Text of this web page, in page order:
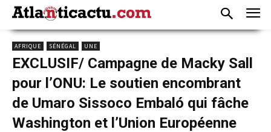
AFRIQUE SÉNÉGAL UNE
EXCLUSIF/ Campagne de Macky Sall
pour l’ONU: Le soutien encombrant
de Umaro Sissoco Embaló qui fâche
Washington et l’Union Européenne